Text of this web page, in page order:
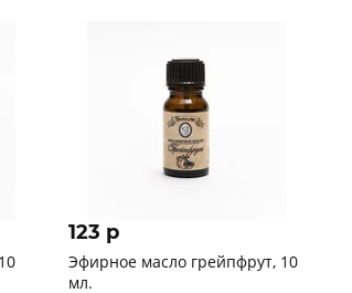
123 p
Эфирное масло грейпфрут, 10
мл.